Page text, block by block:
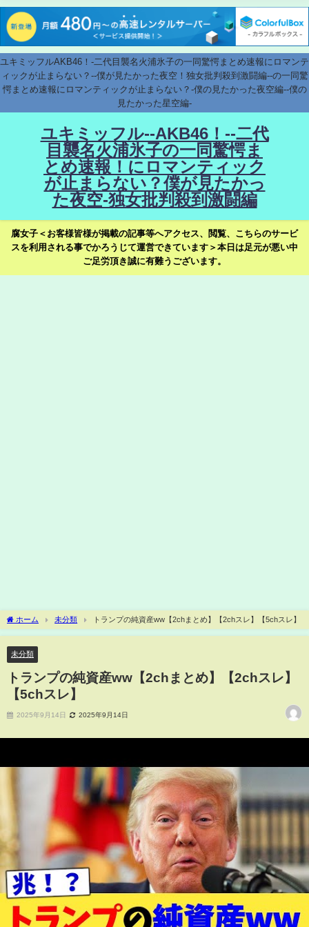
ユキミッフルAKB46！-二代目襲名火浦氷子の一同驚愕まとめ速報にロマンテ
ィックが止まらない？--僕が見たかった夜空！独女批判殺到激闘編--の一同驚
愕まとめ速報にロマンティックが止まらない？-僕の見たかった夜空編--僕の
見たかった星空編-
ユキミッフル--AKB46！--二代
目襲名火浦氷子の一同驚愕ま
とめ速報！にロマンティック
が止まらない？僕が見たかっ
た夜空-独女批判殺到激闘編
腐女子＜お客様皆様が掲載の記事等へアクセス、閲覧、こちらのサービ
スを利用される事でかろうじて運営できています＞本日は足元が悪い中
ご足労頂き誠に有難うございます。
ホーム 未分類 トランプの純資産ww【2chまとめ】【2chスレ】【5chスレ】
未分類
トランプの純資産ww【2chまとめ】【2chスレ】
【5chスレ】
2025年9月14日 2025年9月14日